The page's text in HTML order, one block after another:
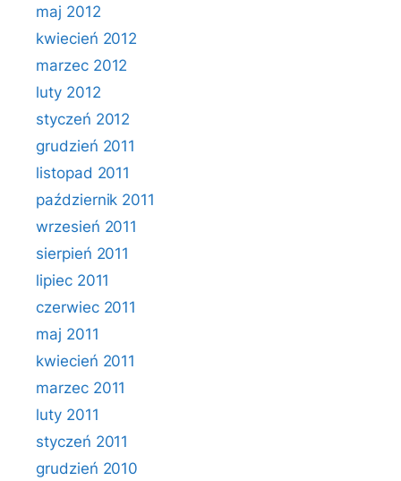
maj 2012
kwiecień 2012
marzec 2012
luty 2012
styczeń 2012
grudzień 2011
listopad 2011
październik 2011
wrzesień 2011
sierpień 2011
lipiec 2011
czerwiec 2011
maj 2011
kwiecień 2011
marzec 2011
luty 2011
styczeń 2011
grudzień 2010